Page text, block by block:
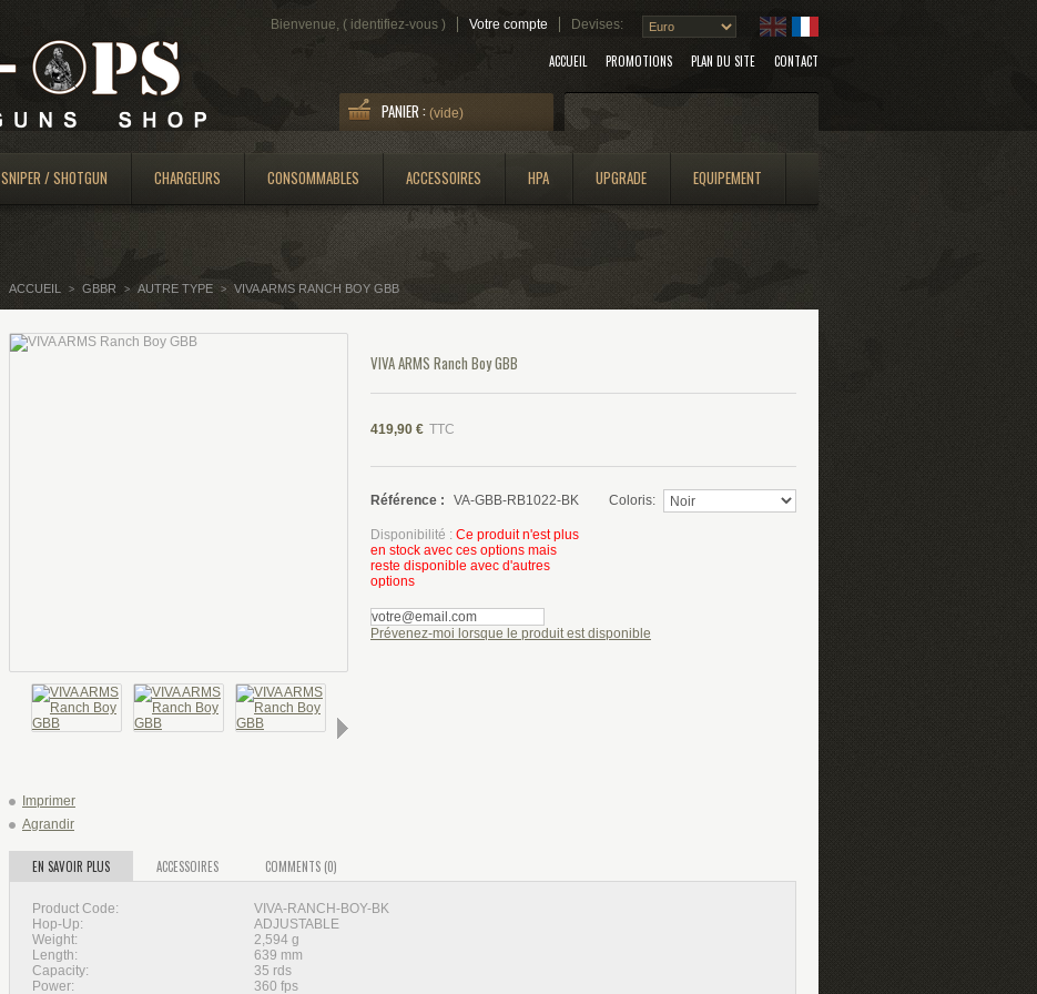
Devises:
Bienvenue, ( identifiez-vous ) Votre compte
PANIER : (vide)
ACCUEIL PROMOTIONS PLAN DU SITE CONTACT
SNIPER / SHOTGUN CHARGEURS CONSOMMABLES ACCESSOIRES HPA UPGRADE EQUIPEMENT
ACCUEIL > GBBR > AUTRE TYPE > VIVA ARMS RANCH BOY GBB
Imprimer
Agrandir
VIVA ARMS Ranch Boy GBB
419,90 € TTC
Référence : VA-GBB-RB1022-BK
Disponibilité : Ce produit n'est plus
en stock avec ces options mais
reste disponible avec d'autres
options
Coloris:
Prévenez-moi lorsque le produit est disponible
EN SAVOIR PLUS ACCESSOIRES COMMENTS (0)
Product Code:
VIVA-RANCH-BOY-BK
Hop-Up:
ADJUSTABLE
Weight:
2,594 g
Length:
639 mm
Capacity:
35 rds
Power:
360 fps